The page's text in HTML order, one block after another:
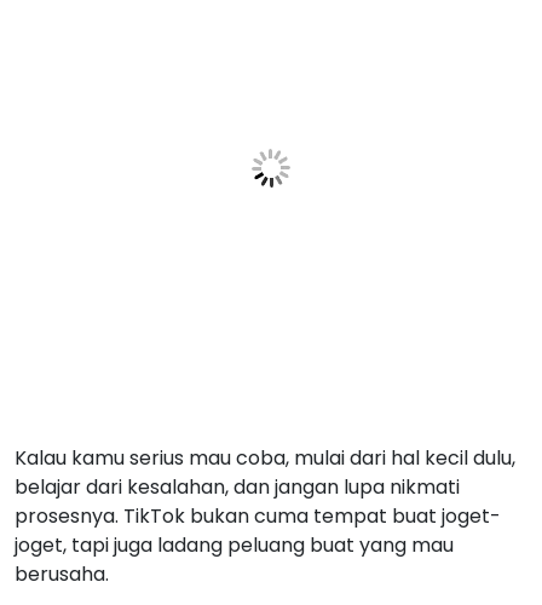
Kalau kamu serius mau coba, mulai dari hal kecil dulu,
belajar dari kesalahan, dan jangan lupa nikmati
prosesnya. TikTok bukan cuma tempat buat joget-
joget, tapi juga ladang peluang buat yang mau
berusaha.